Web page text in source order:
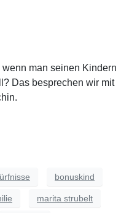
man seinen Kindern
Das besprechen wir mit
bonuskind
marita strubelt